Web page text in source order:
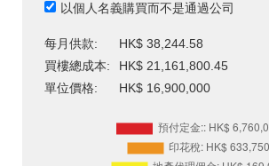
以個人名義購買而不是通過公司
每月供款:
HK$ 38,244.58
買樓總成本:
HK$ 21,161,800.45
單位價格:
HK$ 16,900,000